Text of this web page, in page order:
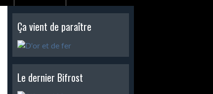
Ça vient de paraître
Le dernier Bifrost